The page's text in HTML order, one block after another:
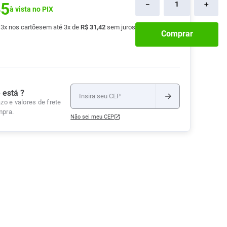
Umedecidas
Ver Tudo
Ver Tudo
Esponjas
Ver Tudo
à vista no PIX
3x nos cartõesem até 3x de R$ 31 ,42 sem juros
＋
－
Comprar
está ?
e valores de frete
Não sei meu CEP